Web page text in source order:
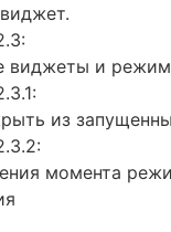
виджеты и
из
момента